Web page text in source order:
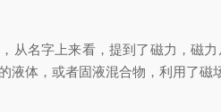
名字上来看，提到了磁力，磁力
液体，或者固液混合物，利用了磁